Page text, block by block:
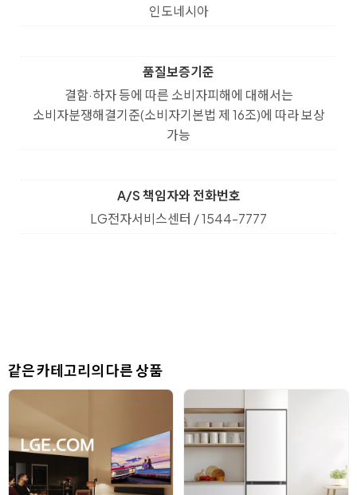
인도네시아
품질보증기준
결함·하자 등에 따른 소비자피해에 대해서는
소비자분쟁해결기준(소비자기본법 제 16조)에 따라 보상
가능
A/S 책임자와 전화번호
LG전자서비스센터 / 1544-7777
같은 카테고리의 다른 상품